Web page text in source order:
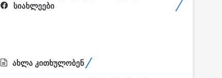
სიახლეები
ახლა კითხულობენ